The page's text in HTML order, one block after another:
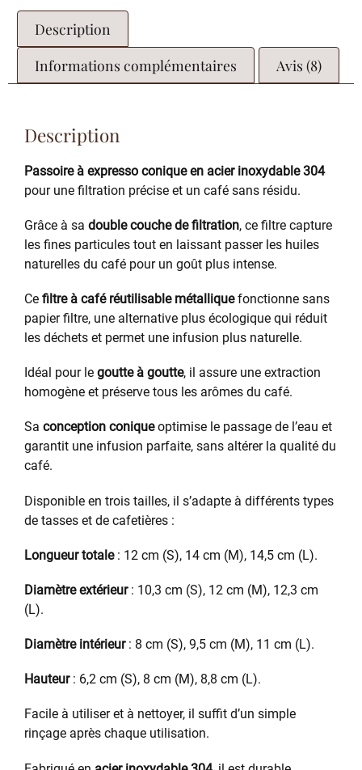
Description
Informations complémentaires
Avis (8)
Description
Passoire à expresso conique en acier inoxydable 304
pour une filtration précise et un café sans résidu.
Grâce à sa double couche de filtration, ce filtre capture
les fines particules tout en laissant passer les huiles
naturelles du café pour un goût plus intense.
Ce filtre à café réutilisable métalliquefonctionne sans
papier filtre, une alternative plus écologique qui réduit
les déchets et permet une infusion plus naturelle.
Idéal pour le goutte à goutte, il assure une extraction
homogène et préserve tous les arômes du café.
Sa conception coniqueoptimise le passage de l’eau et
garantit une infusion parfaite, sans altérer la qualité du
café.
Disponible en trois tailles, il s’adapte à différents types
de tasses et de cafetières :
Longueur totale: 12 cm (S), 14 cm (M), 14,5 cm (L).
Diamètre extérieur: 10,3 cm (S), 12 cm (M), 12,3 cm
(L).
Diamètre intérieur: 8 cm (S), 9,5 cm (M), 11 cm (L).
Hauteur: 6,2 cm (S), 8 cm (M), 8,8 cm (L).
Facile à utiliser et à nettoyer, il suffit d’un simple
rinçage après chaque utilisation.